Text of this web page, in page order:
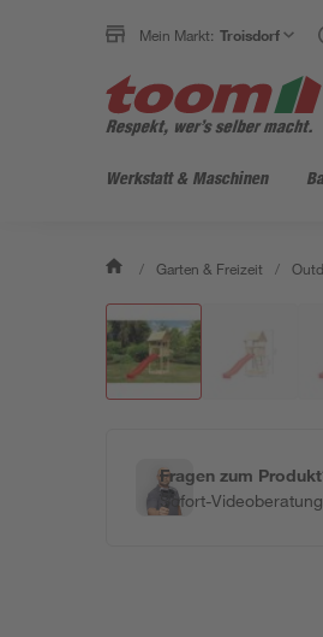
Mein Markt: Troisdorf
Werkstatt & Maschinen
/ Garten & Freizeit /
Fragen zum
Sofort-